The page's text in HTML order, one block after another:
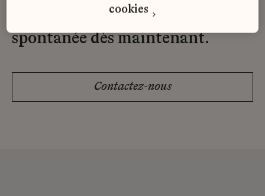
Envoyez-nous votre candidature
spontanée dès maintenant.
Contactez-nous
cookies